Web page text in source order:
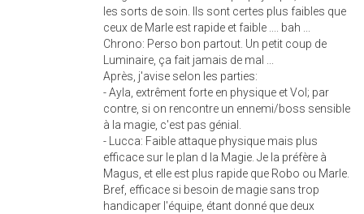
les sorts de soin. Ils sont certes plus faibles que
ceux de Marle est rapide et faible .... bah ...
Chrono: Perso bon partout. Un petit coup de
Luminaire, ça fait jamais de mal ...
Après, j'avise selon les parties:
- Ayla, extrêment forte en physique et Vol; par
contre, si on rencontre un ennemi/boss sensible
à la magie, c'est pas génial.
- Lucca: Faible attaque physique mais plus
efficace sur le plan d la Magie. Je la préfère à
Magus, et elle est plus rapide que Robo ou Marle.
Bref, efficace si besoin de magie sans trop
handicaper l'équipe, étant donné que deux